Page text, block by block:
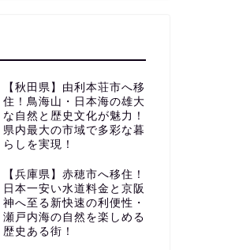
【秋田県】由利本荘市へ移
住！鳥海山・日本海の雄大
な自然と歴史文化が魅力！
県内最大の市域で多彩な暮
らしを実現！
【兵庫県】赤穂市へ移住！
日本一安い水道料金と京阪
神へ至る新快速の利便性・
瀬戸内海の自然を楽しめる
歴史ある街！